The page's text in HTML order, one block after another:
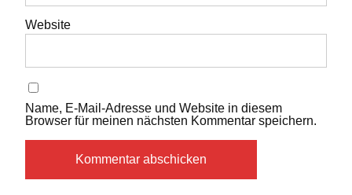
Website
Name, E-Mail-Adresse und Website in diesem
Browser für meinen nächsten Kommentar speichern.